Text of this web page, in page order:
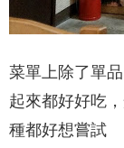
菜單上除了單
起來都好好吃
種都好想嘗試